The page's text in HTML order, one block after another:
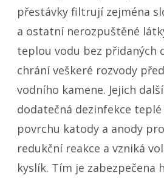
přestávky filtrují zejména
a ostatní nerozpuštěné
teplou vodu bez přidaných
chrání veškeré rozvody
vodního kamene. Jejich
dodatečná dezinfekce teplé
povrchu katody a anody
redukční reakce a vzniká
kyslík. Tím je zabezpečena